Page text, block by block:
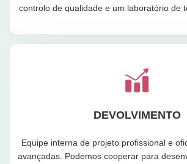
controlo de qualidade e um laboratório de
DEVOLVIMENTO
Equipe interna de projeto profissional e
avançadas. Podemos cooperar para